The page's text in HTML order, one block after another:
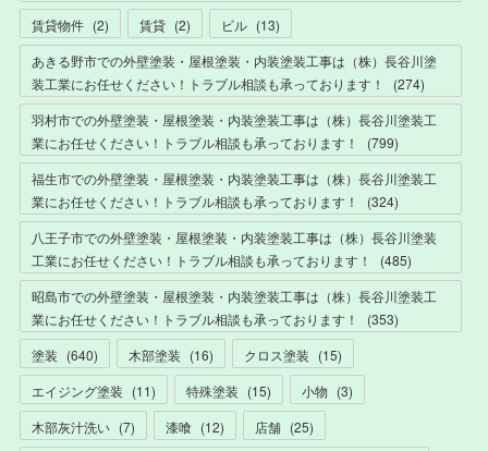
賃貸物件 (2) 賃貸 (2) ビル (13)
あきる野市での外壁塗装・屋根塗装・内装塗装工事は（株）長谷川塗
装工業にお任せください！トラブル相談も承っております！
(274)
羽村市での外壁塗装・屋根塗装・内装塗装工事は（株）長谷川塗装工
業にお任せください！トラブル相談も承っております！
(799)
福生市での外壁塗装・屋根塗装・内装塗装工事は（株）長谷川塗装工
業にお任せください！トラブル相談も承っております！
(324)
八王子市での外壁塗装・屋根塗装・内装塗装工事は（株）長谷川塗装
工業にお任せください！トラブル相談も承っております！
(485)
昭島市での外壁塗装・屋根塗装・内装塗装工事は（株）長谷川塗装工
業にお任せください！トラブル相談も承っております！
(353)
塗装 (640) 木部塗装 (16) クロス塗装 (15)
エイジング塗装 (11) 特殊塗装 (15) 小物 (3)
木部灰汁洗い (7) 漆喰 (12) 店舗 (25)